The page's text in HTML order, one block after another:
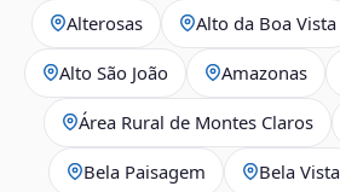
Alterosas Alto da Boa Vista
Alto São João Amazonas
Área Rural de Montes Claros
Bela Paisagem Bela Vista